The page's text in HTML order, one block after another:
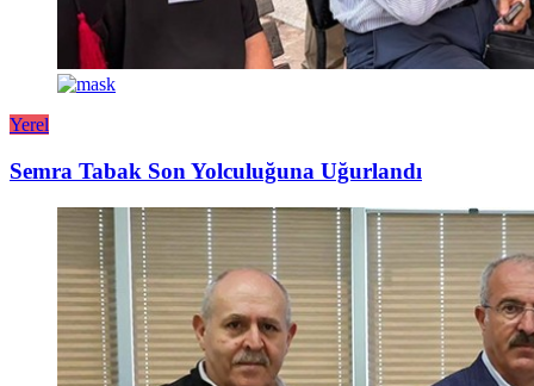
Yerel
Semra Tabak Son Yolculuğuna Uğurlandı